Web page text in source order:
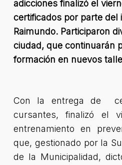
adicciones finalizó el
certificados por parte del
Raimundo. Participaron
ciudad, que continuarán
formación en nuevos
Con la entrega de
cursantes, finalizó el
entrenamiento en
que, gestionado por la
de la Municipalidad,